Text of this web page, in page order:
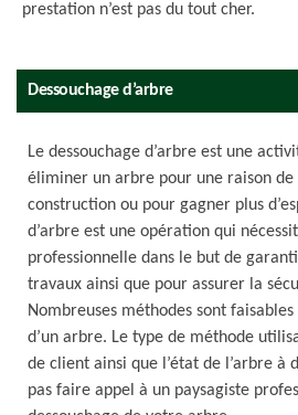
prestation n’est pas du tout cher.
Dessouchage d’arbre
Le dessouchage d’arbre est une
éliminer un arbre pour une raison
construction ou pour gagner plus
d’arbre est une opération qui
professionnelle dans le but de
travaux ainsi que pour assurer la
Nombreuses méthodes sont
d’un arbre. Le type de méthode
de client ainsi que l’état de l’arbre à
pas faire appel à un paysagiste